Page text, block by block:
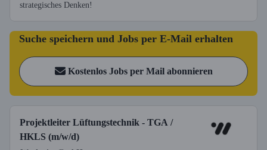
strategisches Denken!
Suche speichern und Jobs per E-Mail erhalten
Kostenlos Jobs per Mail abonnieren
Projektleiter Lüftungstechnik - TGA /
HKLS (m/w/d)